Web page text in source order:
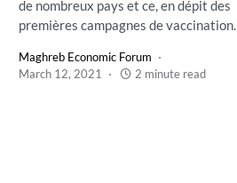
de nombreux pays et ce, en dépit des
premières campagnes de vaccination.
Maghreb Economic Forum
March 12, 2021
2 minute read